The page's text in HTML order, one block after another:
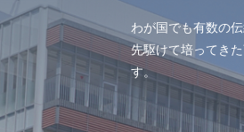
わが国でも有数の
先駆けて培ってき
す。